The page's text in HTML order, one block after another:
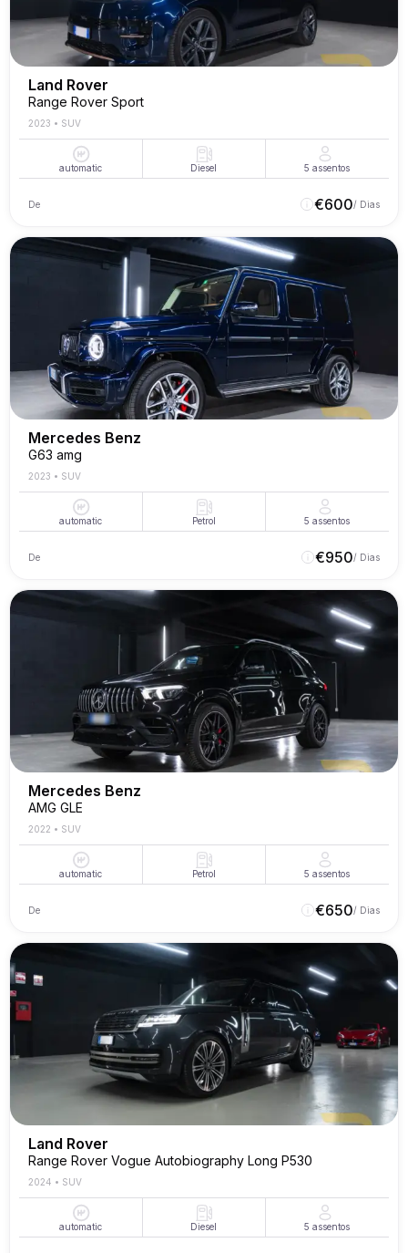
Land Rover
Range Rover Sport
2023 • SUV
automatic Diesel 5 assentos
De €600/ Dias
Mercedes Benz
G63 amg
2023 • SUV
automatic Petrol 5 assentos
De €950/ Dias
Mercedes Benz
AMG GLE
2022 • SUV
automatic Petrol 5 assentos
De €650/ Dias
Land Rover
Range Rover Vogue Autobiography Long P530
2024 • SUV
automatic Diesel 5 assentos